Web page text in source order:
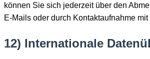
können Sie sich jederzeit über den
E-Mails oder durch Kontaktaufnahme
12) Internationale